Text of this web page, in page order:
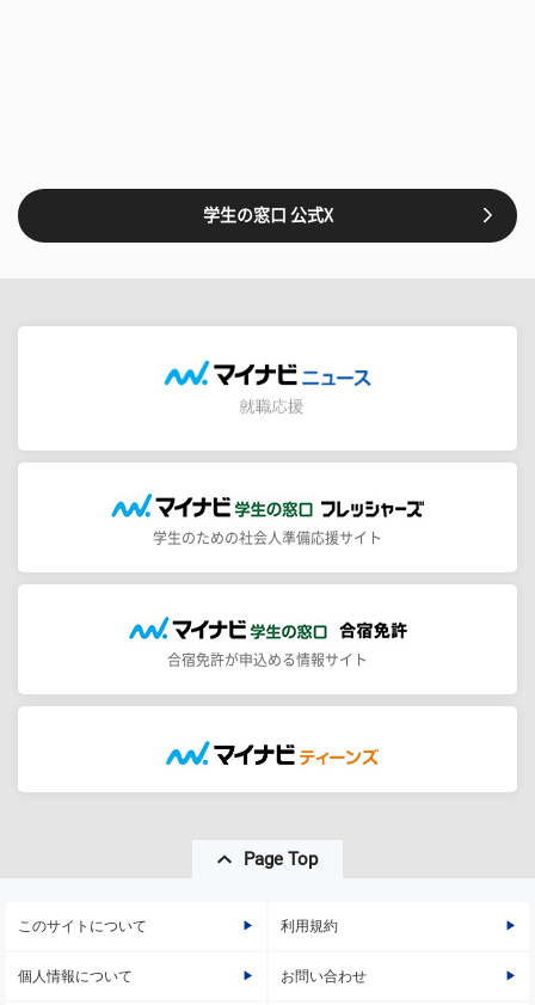
学生の窓口 公式X
学生のための社会人準備応援サイト
合宿免許が申込める情報サイト
Page Top
このサイトについて 利用規約
個人情報について お問い合わせ